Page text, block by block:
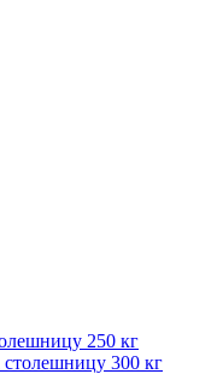
250 кг
300 кг